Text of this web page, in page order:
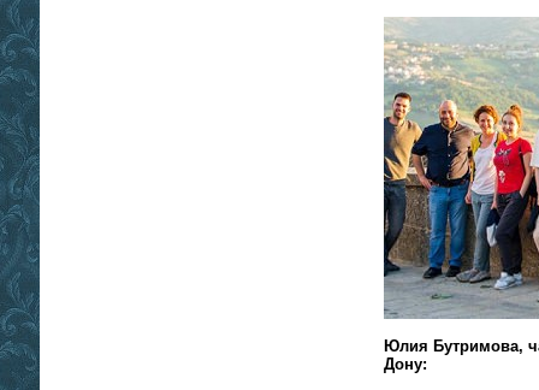
Юлия Бутримова,
Дону: